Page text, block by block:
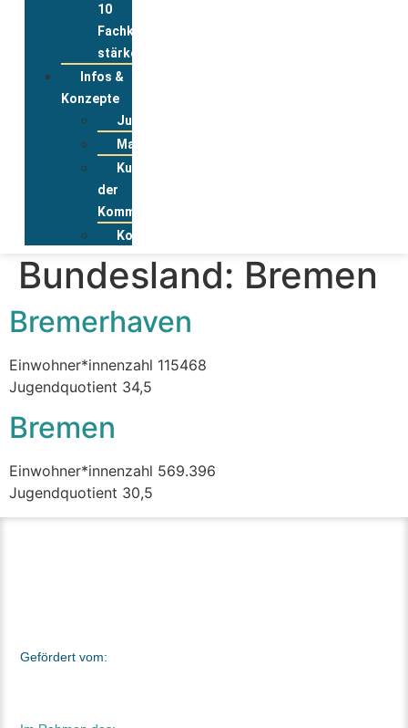
10
Fachkräfte
stärken
Infos &
Konzepte
Jugendwohnkonzepte
Materialpool
Kurzportraits
der
Kommunen
Kontakt
Bundesland: Bremen
Bremerhaven
Einwohner*innenzahl 115468
Jugendquotient 34,5
Bremen
Einwohner*innenzahl 569.396
Jugendquotient 30,5
Gefördert vom: